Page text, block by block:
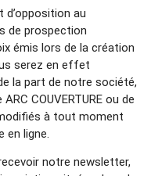
d’opposition au
de prospection
émis lors de la création
serez en effet
la part de notre société,
COUVERTURE ou de
à tout moment
en ligne.
notre newsletter,